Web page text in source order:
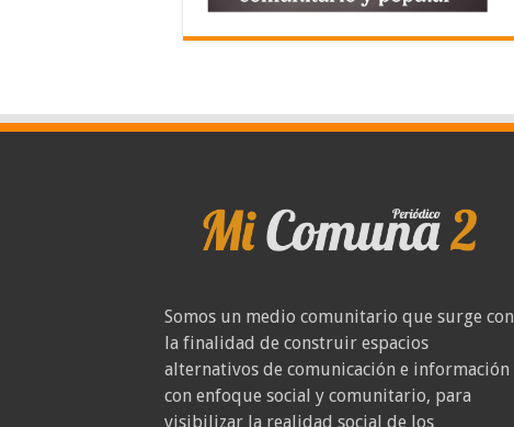
Somos un medio comunitario que surge con
la finalidad de construir espacios
alternativos de comunicación e información
con enfoque social y comunitario, para
visibilizar la realidad social de los